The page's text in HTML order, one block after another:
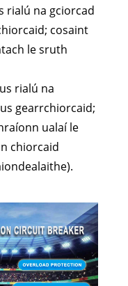
rialú na gciorcad
cosaint
le sruth
rialú na
gearrchiorcaid;
ualaí le
chiorcaid